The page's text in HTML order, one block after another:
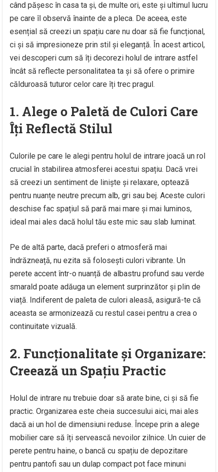
când pășesc în casa ta și, de multe ori, este și ultimul lucru
pe care îl observă înainte de a pleca. De aceea, este
esențial să creezi un spațiu care nu doar să fie funcțional,
ci și să impresioneze prin stil și eleganță. În acest articol,
vei descoperi cum să îți decorezi holul de intrare astfel
încât să reflecte personalitatea ta și să ofere o primire
călduroasă tuturor celor care îți trec pragul.
1. Alege o Paletă de Culori Care
Îți Reflectă Stilul
Culorile pe care le alegi pentru holul de intrare joacă un rol
crucial în stabilirea atmosferei acestui spațiu. Dacă vrei
să creezi un sentiment de liniște și relaxare, optează
pentru nuanțe neutre precum alb, gri sau bej. Aceste culori
deschise fac spațiul să pară mai mare și mai luminos,
ideal mai ales dacă holul tău este mic sau slab luminat.
Pe de altă parte, dacă preferi o atmosferă mai
îndrăzneață, nu ezita să folosești culori vibrante. Un
perete accent într-o nuanță de albastru profund sau verde
smarald poate adăuga un element surprinzător și plin de
viață. Indiferent de paleta de culori aleasă, asigură-te că
aceasta se armonizează cu restul casei pentru a crea o
continuitate vizuală.
2. Funcționalitate și Organizare:
Creează un Spațiu Practic
Holul de intrare nu trebuie doar să arate bine, ci și să fie
practic. Organizarea este cheia succesului aici, mai ales
dacă ai un hol de dimensiuni reduse. Începe prin a alege
mobilier care să îți servească nevoilor zilnice. Un cuier de
perete pentru haine, o bancă cu spațiu de depozitare
pentru pantofi sau un dulap compact pot face minuni